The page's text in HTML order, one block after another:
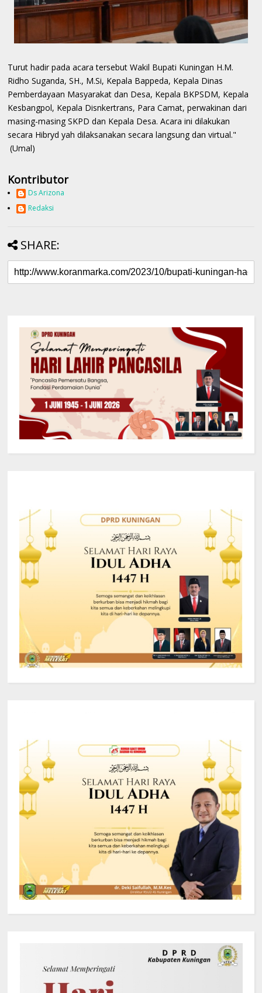
Turut hadir pada acara tersebut Wakil Bupati Kuningan H.M.
Ridho Suganda, SH., M.Si, Kepala Bappeda, Kepala Dinas
Pemberdayaan Masyarakat dan Desa, Kepala BKPSDM, Kepala
Kesbangpol, Kepala Disnkertrans, Para Camat, perwakinan dari
masing-masing SKPD dan Kepala Desa. Acara ini dilakukan
secara Hibryd yah dilaksanakan secara langsung dan virtual."
(Umal)
Kontributor
Ds Arizona
Redaksi
SHARE: